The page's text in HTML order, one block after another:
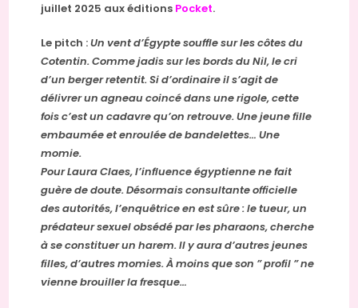
juillet 2025 aux éditions Pocket.
Le pitch :Un vent d’Égypte souffle sur les côtes du
Cotentin. Comme jadis sur les bords du Nil, le cri
d’un berger retentit. Si d’ordinaire il s’agit de
délivrer un agneau coincé dans une rigole, cette
fois c’est un cadavre qu’on retrouve. Une jeune fille
embaumée et enroulée de bandelettes… Une
momie.
Pour Laura Claes, l’influence égyptienne ne fait
guère de doute. Désormais consultante officielle
des autorités, l’enquêtrice en est sûre : le tueur, un
prédateur sexuel obsédé par les pharaons, cherche
à se constituer un harem. Il y aura d’autres jeunes
filles, d’autres momies. À moins que son ” profil ” ne
vienne brouiller la fresque…